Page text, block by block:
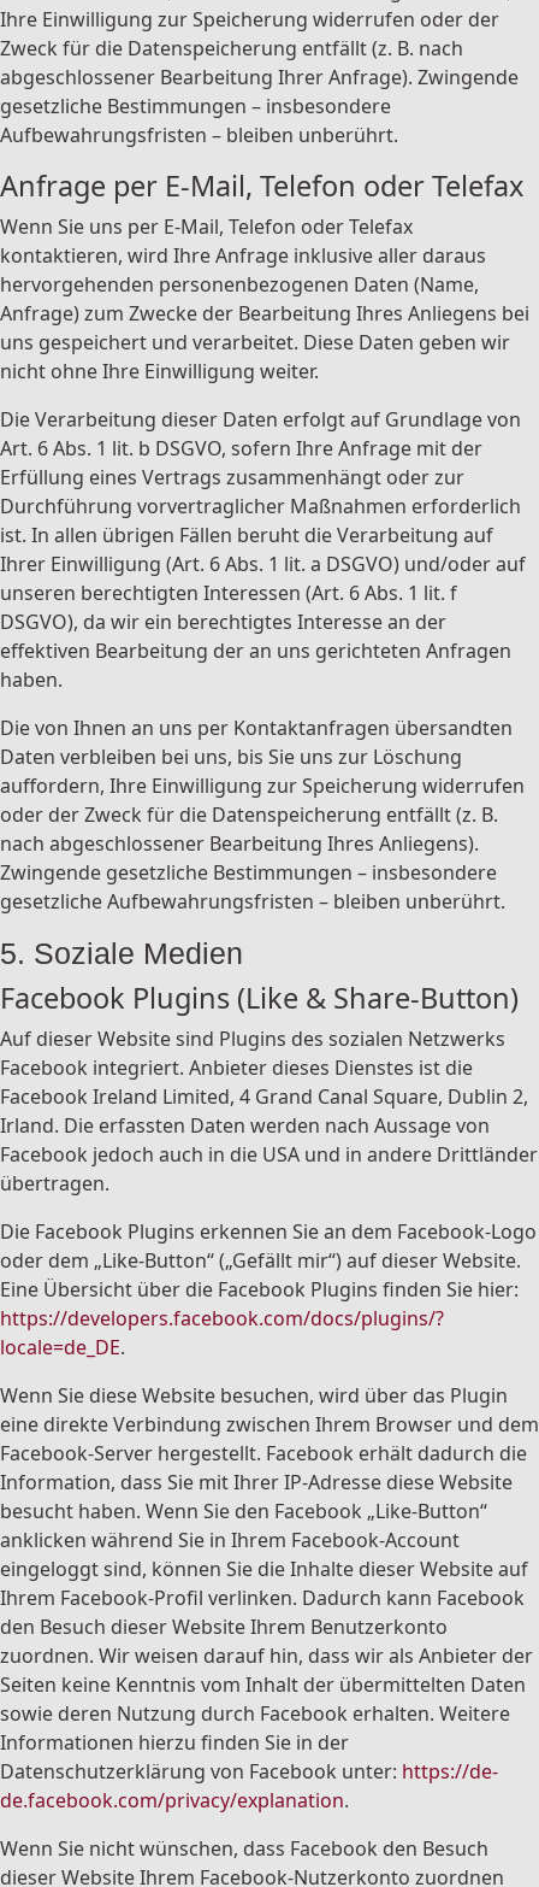
Ihre Einwilligung zur Speicherung widerrufen oder der
Zweck für die Datenspeicherung entfällt (z. B. nach
abgeschlossener Bearbeitung Ihrer Anfrage). Zwingende
gesetzliche Bestimmungen – insbesondere
Aufbewahrungsfristen – bleiben unberührt.
Anfrage per E-Mail, Telefon oder Telefax
Wenn Sie uns per E-Mail, Telefon oder Telefax
kontaktieren, wird Ihre Anfrage inklusive aller daraus
hervorgehenden personenbezogenen Daten (Name,
Anfrage) zum Zwecke der Bearbeitung Ihres Anliegens bei
uns gespeichert und verarbeitet. Diese Daten geben wir
nicht ohne Ihre Einwilligung weiter.
Die Verarbeitung dieser Daten erfolgt auf Grundlage von
Art. 6 Abs. 1 lit. b DSGVO, sofern Ihre Anfrage mit der
Erfüllung eines Vertrags zusammenhängt oder zur
Durchführung vorvertraglicher Maßnahmen erforderlich
ist. In allen übrigen Fällen beruht die Verarbeitung auf
Ihrer Einwilligung (Art. 6 Abs. 1 lit. a DSGVO) und/oder auf
unseren berechtigten Interessen (Art. 6 Abs. 1 lit. f
DSGVO), da wir ein berechtigtes Interesse an der
effektiven Bearbeitung der an uns gerichteten Anfragen
haben.
Die von Ihnen an uns per Kontaktanfragen übersandten
Daten verbleiben bei uns, bis Sie uns zur Löschung
auffordern, Ihre Einwilligung zur Speicherung widerrufen
oder der Zweck für die Datenspeicherung entfällt (z. B.
nach abgeschlossener Bearbeitung Ihres Anliegens).
Zwingende gesetzliche Bestimmungen – insbesondere
gesetzliche Aufbewahrungsfristen – bleiben unberührt.
5. Soziale Medien
Facebook Plugins (Like & Share-Button)
Auf dieser Website sind Plugins des sozialen Netzwerks
Facebook integriert. Anbieter dieses Dienstes ist die
Facebook Ireland Limited, 4 Grand Canal Square, Dublin 2,
Irland. Die erfassten Daten werden nach Aussage von
Facebook jedoch auch in die USA und in andere Drittländer
übertragen.
Die Facebook Plugins erkennen Sie an dem Facebook-Logo
oder dem „Like-Button“ („Gefällt mir“) auf dieser Website.
Eine Übersicht über die Facebook Plugins finden Sie hier:
https://developers.facebook.com/docs/plugins/?
locale=de_DE.
Wenn Sie diese Website besuchen, wird über das Plugin
eine direkte Verbindung zwischen Ihrem Browser und dem
Facebook-Server hergestellt. Facebook erhält dadurch die
Information, dass Sie mit Ihrer IP-Adresse diese Website
besucht haben. Wenn Sie den Facebook „Like-Button“
anklicken während Sie in Ihrem Facebook-Account
eingeloggt sind, können Sie die Inhalte dieser Website auf
Ihrem Facebook-Profil verlinken. Dadurch kann Facebook
den Besuch dieser Website Ihrem Benutzerkonto
zuordnen. Wir weisen darauf hin, dass wir als Anbieter der
Seiten keine Kenntnis vom Inhalt der übermittelten Daten
sowie deren Nutzung durch Facebook erhalten. Weitere
Informationen hierzu finden Sie in der
Datenschutzerklärung von Facebook unter: https://de-
de.facebook.com/privacy/explanation.
Wenn Sie nicht wünschen, dass Facebook den Besuch
dieser Website Ihrem Facebook-Nutzerkonto zuordnen